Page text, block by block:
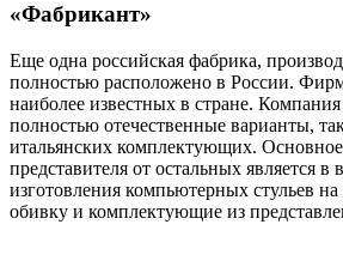
«Фабрикант»
Еще одна российская фабрика,
полностью расположено в России.
наиболее известных в стране. Компания
полностью отечественные варианты,
итальянских комплектующих.
представителя от остальных является в
изготовления компьютерных стульев
обивку и комплектующие из